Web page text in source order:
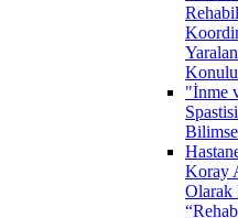
"İnme
Koray
Olarak